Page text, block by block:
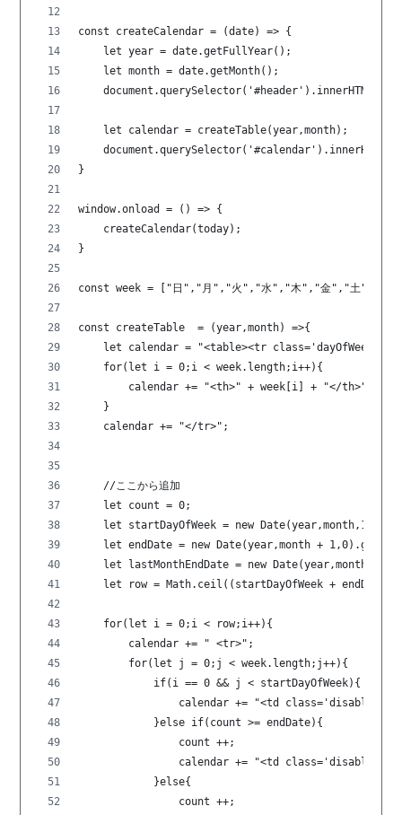
const createCalendar = (date) => {
    let year = date.getFullYear();
    let month = date.getMonth();
document.querySelector('#header').innerHTML =
    let calendar = createTable(year,month);
document.querySelector('#calendar').innerHTML =
}
window.onload = () => {
    createCalendar(today);
}
const week = ["日","月","火","水","木","金","土"];
const createTable  = (year,month) =>{
    let calendar = "<table><tr class='dayOfWeek'>";
    for(let i = 0;i < week.length;i++){
        calendar += "<th>" + week[i] + "</th>";
    }
    calendar += "</tr>";
    //ここから追加
    let count = 0;
let startDayOfWeek = new
let endDate = new Date(year,month +
let lastMonthEndDate = new
let row = Math.ceil((startDayOfWeek +
    for(let i = 0;i < row;i++){
        calendar += " <tr>";
        for(let j = 0;j < week.length;j++){
            if(i == 0 && j < startDayOfWeek){
calendar += "<td
            }else if(count >= endDate){
                count ++;
calendar += "<td
            }else{
                count ++;